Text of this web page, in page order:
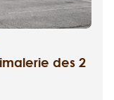
des 2